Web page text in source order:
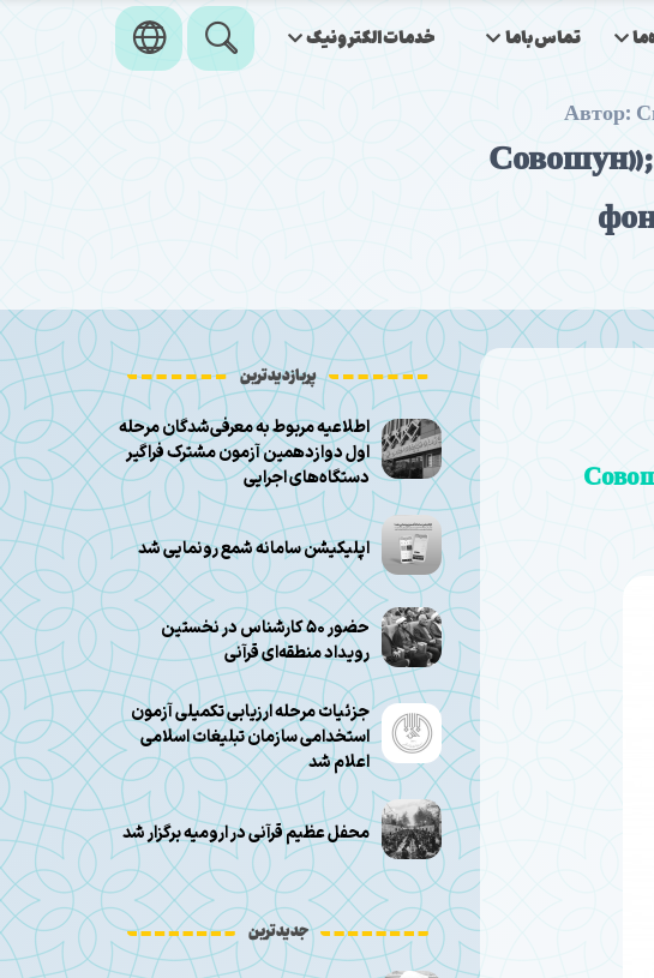
تماس‌باما خدمات‌الکترونیک
Автор:
پربازدیدترین
اطلاعیه مربوط به معرفی‌شدگان مرحله
اول دوازدهمین آزمون مشترک فراگیر
دستگاه‌های اجرایی
اپلیکیشن سامانه شمع رونمایی شد
حضور ۵۰ کارشناس در نخستین
رویداد منطقه‌ای قرآنی
جزئیات مرحله ارزیابی تکمیلی آزمون
استخدامی سازمان تبلیغات اسلامی
اعلام شد
محفل عظیم قرآنی در ارومیه برگزار شد
جدیدترین